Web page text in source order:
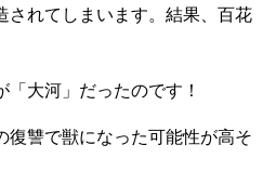
されてしまいます。結果、百花
大河」だったのです！
復讐で獣になった可能性が高そ